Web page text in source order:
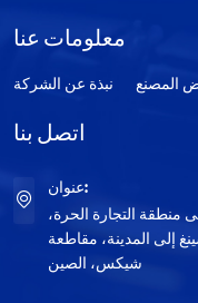
معلومات عنا
نبذة عن الشركة المصنع
اتصل بنا
عنوان:
منطقة التجارة الحرة،
إلى المدينة، مقاطعة
شيكس، الصين